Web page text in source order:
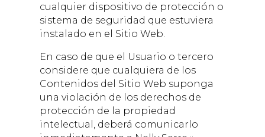
cualquier dispositivo de protección o
sistema de seguridad que estuviera
instalado en el Sitio Web.
En caso de que el Usuario o tercero
considere que cualquiera de los
Contenidos del Sitio Web suponga
una violación de los derechos de
protección de la propiedad
intelectual, deberá comunicarlo